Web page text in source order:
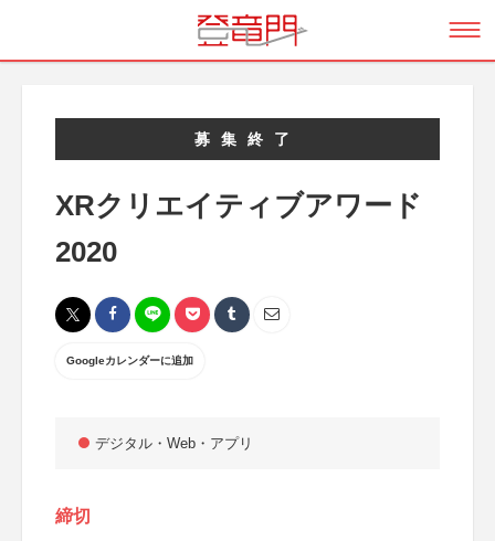
募集終了
XRクリエイティブアワード
2020
Googleカレンダーに追加
デジタル・Web・アプリ
締切